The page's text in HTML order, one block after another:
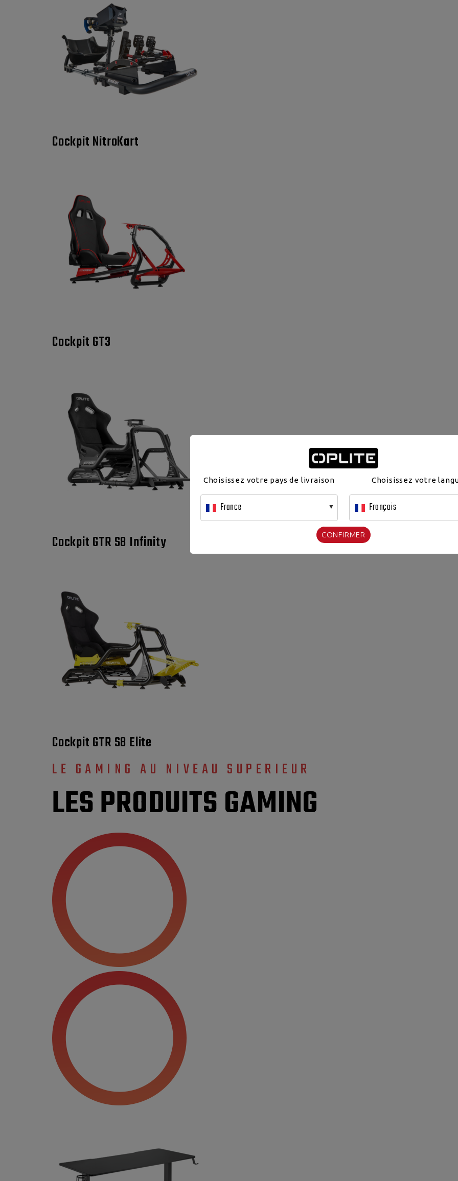
Cockpit NitroKart
Cockpit GT3
Cockpit GTR S8 Infinity
Cockpit GTR S8 Elite
LE GAMING AU NIVEAU SUPERIEUR
LES PRODUITS GAMING
Choisissez votre pays de livraison
France
Choisissez votre
Français
CONFIRMER